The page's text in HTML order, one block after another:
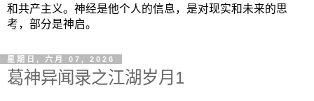
和共产主义。神经是他个人的信息，是对现实和未来的思
考，部分是神启。
星期日, 六月 07, 2026
葛神异闻录之江湖岁月1